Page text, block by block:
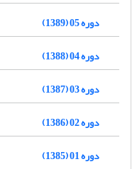
دوره 05 (1389)
دوره 04 (1388)
دوره 03 (1387)
دوره 02 (1386)
دوره 01 (1385)